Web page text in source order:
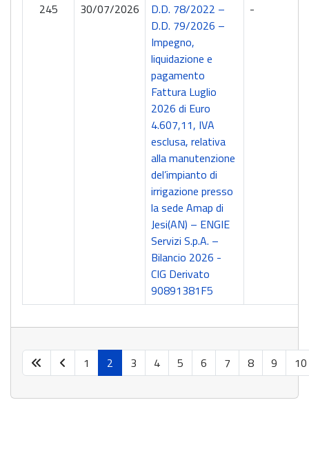
245 30/07/2026
D.D. 78/2022 –
D.D. 79/2026 –
Impegno,
liquidazione e
pagamento
Fattura Luglio
2026 di Euro
4.607,11, IVA
esclusa, relativa
alla manutenzione
del’impianto di
irrigazione presso
la sede Amap di
Jesi(AN) – ENGIE
Servizi S.p.A. –
Bilancio 2026 -
CIG Derivato
90891381F5
-
1 2 3 4 5 6 7 8 9 10